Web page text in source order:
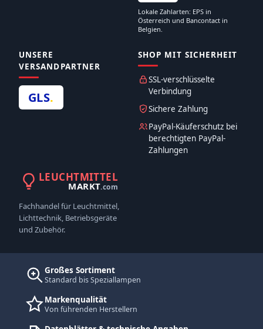
Lokale Zahlarten: EPS in
Österreich und Bancontact in
Belgien.
UNSERE
VERSANDPARTNER
GLS.
SHOP MIT SICHERHEIT
SSL-verschlüsselte
Verbindung
Sichere Zahlung
PayPal-Käuferschutz bei
berechtigten PayPal-
Zahlungen
LEUCHTMITTEL
MARKT.com
Fachhandel für Leuchtmittel,
Lichttechnik, Betriebsgeräte
und Zubehör.
Großes Sortiment
Standard bis Speziallampen
Markenqualität
Von führenden Herstellern